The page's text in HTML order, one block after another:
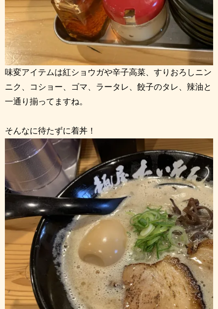
味変アイテムは紅ショウガや辛子高菜、すりおろしニン
ニク、コショー、ゴマ、ラータレ、餃子のタレ、辣油と
一通り揃ってますね。
そんなに待たずに着丼！